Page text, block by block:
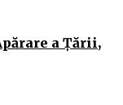
a Ţării,